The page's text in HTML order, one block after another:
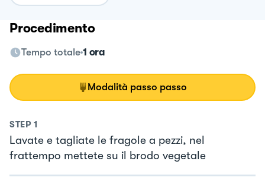
Procedimento
Tempo totale 1 ora
Modalità passo passo
STEP 1
Lavate e tagliate le fragole a pezzi, nel
frattempo mettete su il brodo vegetale